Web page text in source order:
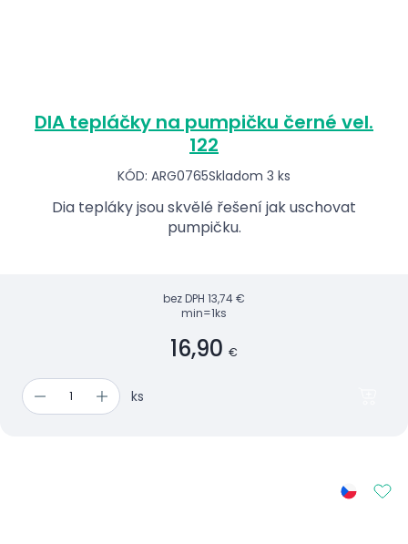
DIA tepláčky na pumpičku černé vel.
122
KÓD: ARG0765Skladom 3 ks
Dia tepláky jsou skvělé řešení jak uschovat
pumpičku.
bez DPH 13,74 €
min=1ks
16,90 €
ks